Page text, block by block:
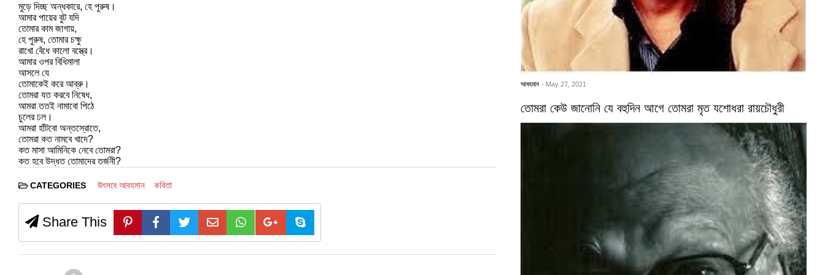
মুড়ে দিচ্ছ অন্ধকারে, হে পুরুষ।
আমার পায়ের বুট যদি
তোমার কাম জাগায়,
হে পুরুষ, তোমার চক্ষু
রাখো বেঁধে কালো বস্ত্রে।
আমার ওপর বিধিমালা
আসলে যে
তোমাকেই করে আব্রু।
তোমরা যত করবে নিষেধ,
আমরা ততই নামাবো পিঠে
চুলের ঢল।
আমরা হাঁটবো অন্তস্রোতে,
তোমরা কত নামবে খাদে?
কত মাসা আমিনিকে নেবে তোমরা?
কত হবে উদ্ধত তোমাদের তর্জনী?
CATEGORIES উৎসবে আবহমান কবিতা
Share This
আবহমান - May 27, 2021
তোমরা কেউ জানোনি যে বহুদিন আগে তোমরা মৃত যশোধরা রায়চৌধুরী